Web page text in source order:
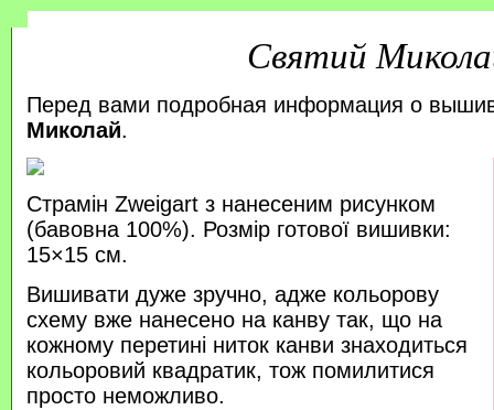
Святий
Перед вами подробная информация о
Миколай.
Страмін Zweigart з нанесеним рисунком
(бавовна 100%). Розмір готової вишивки:
15×15 см.
Вишивати дуже зручно, адже кольорову
схему вже нанесено на канву так, що на
кожному перетині ниток канви знаходиться
кольоровий квадратик, тож помилитися
просто неможливо.